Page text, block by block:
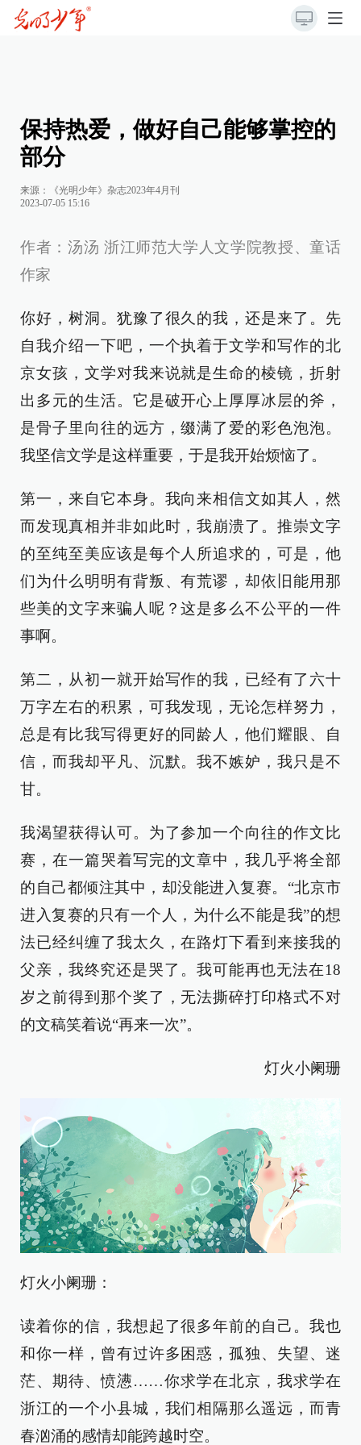
保持热爱，做好自己能够掌控的
部分
来源：《光明少年》杂志2023年4月刊
2023-07-05 15:16
作者：汤汤 浙江师范大学人文学院教授、童话
作家
你好，树洞。犹豫了很久的我，还是来了。先
自我介绍一下吧，一个执着于文学和写作的北
京女孩，文学对我来说就是生命的棱镜，折射
出多元的生活。它是破开心上厚厚冰层的斧，
是骨子里向往的远方，缀满了爱的彩色泡泡。
我坚信文学是这样重要，于是我开始烦恼了。
第一，来自它本身。我向来相信文如其人，然
而发现真相并非如此时，我崩溃了。推崇文字
的至纯至美应该是每个人所追求的，可是，他
们为什么明明有背叛、有荒谬，却依旧能用那
些美的文字来骗人呢？这是多么不公平的一件
事啊。
第二，从初一就开始写作的我，已经有了六十
万字左右的积累，可我发现，无论怎样努力，
总是有比我写得更好的同龄人，他们耀眼、自
信，而我却平凡、沉默。我不嫉妒，我只是不
甘。
我渴望获得认可。为了参加一个向往的作文比
赛，在一篇哭着写完的文章中，我几乎将全部
的自己都倾注其中，却没能进入复赛。“北京市
进入复赛的只有一个人，为什么不能是我”的想
法已经纠缠了我太久，在路灯下看到来接我的
父亲，我终究还是哭了。我可能再也无法在18
岁之前得到那个奖了，无法撕碎打印格式不对
的文稿笑着说“再来一次”。
灯火小阑珊
灯火小阑珊：
读着你的信，我想起了很多年前的自己。我也
和你一样，曾有过许多困惑，孤独、失望、迷
茫、期待、愤懑……你求学在北京，我求学在
浙江的一个小县城，我们相隔那么遥远，而青
春汹涌的感情却能跨越时空。